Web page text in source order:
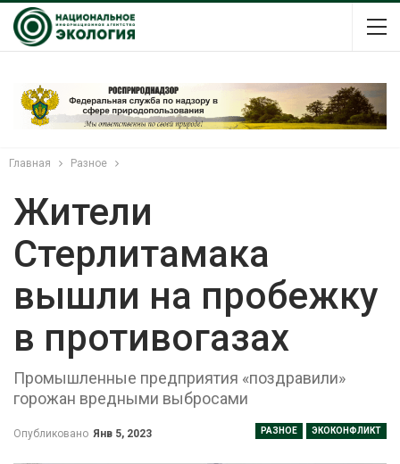
Главная Разное
Жители
Стерлитамака
вышли на пробежку
в противогазах
Промышленные предприятия «поздравили»
горожан вредными выбросами
РАЗНОЕ ЭКОКОНФЛИКТ
Опубликовано Янв 5, 2023